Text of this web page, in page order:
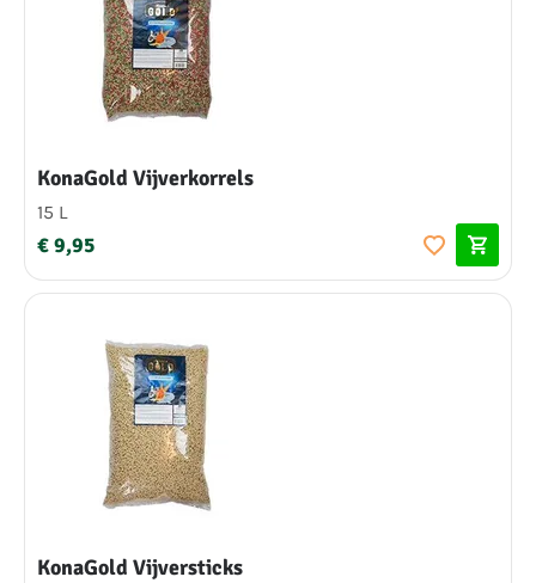
KonaGold Vijverkorrels
15 L
€ 9,95
KonaGold Vijversticks